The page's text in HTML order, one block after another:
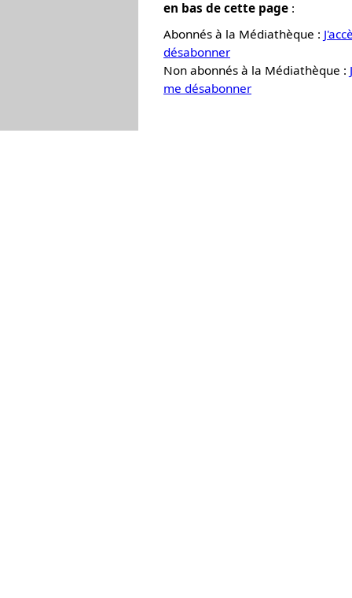
en bas de cette page :
Abonnés à la Médiathèque :
désabonner
Non abonnés à la Médiathèque :
me désabonner